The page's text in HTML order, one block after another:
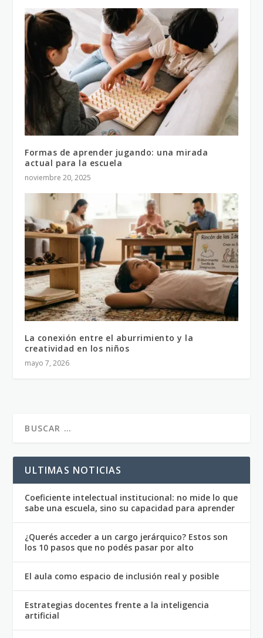
Formas de aprender jugando: una mirada
actual para la escuela
noviembre 20, 2025
La conexión entre el aburrimiento y la
creatividad en los niños
mayo 7, 2026
ULTIMAS NOTICIAS
Coeficiente intelectual institucional: no mide lo que
sabe una escuela, sino su capacidad para aprender
¿Querés acceder a un cargo jerárquico? Estos son
los 10 pasos que no podés pasar por alto
El aula como espacio de inclusión real y posible
Estrategias docentes frente a la inteligencia
artificial